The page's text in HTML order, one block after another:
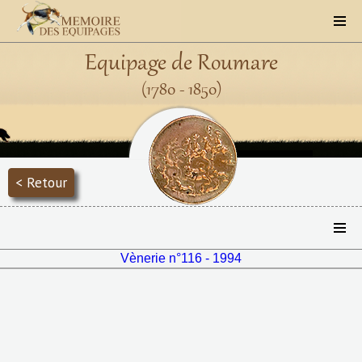
Equipage de Roumare
(1780 - 1850)
< Retour
Vènerie n°116 - 1994